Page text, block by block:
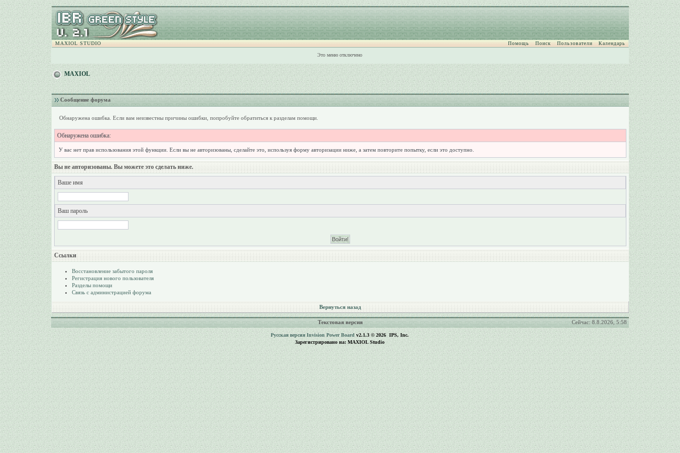
MAXIOL STUDIO Помощь Поиск Пользователи Календарь
Это меню отключено
MAXIOL
Сообщение форума
Обнаружена ошибка. Если вам неизвестны причины ошибки, попробуйте обратиться к разделам помощи.
Обнаружена ошибка:
У вас нет прав использования этой функции. Если вы не авторизованы, сделайте это, используя форму авторизации ниже, а затем повторите попытку, если это доступно.
Вы не авторизованы. Вы можете это сделать ниже.
Ваше имя
Ваш пароль
Ссылки
Восстановление забытого пароля
Регистрация нового пользователя
Разделы помощи
Связь с администрацией форума
Вернуться назад
Текстовая версия Сейчас: 8.8.2026, 5:58
Русская версия Invision Power Boardv2.1.3 © 2026 IPS, Inc.
Зарегистрировано на: MAXIOL Studio